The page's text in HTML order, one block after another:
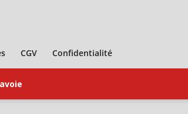
CGV Confidentialité